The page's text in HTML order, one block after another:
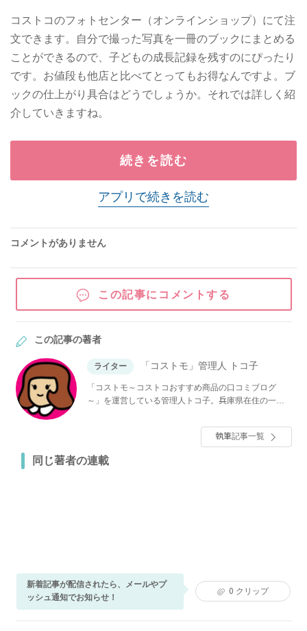
コストコのフォトセンター（オンラインショップ）にて注
文できます。自分で撮った写真を一冊のブックにまとめる
ことができるので、子どもの成長記録を残すのにぴったり
です。お値段も他店と比べてとってもお得なんですよ。ブ
ックの仕上がり具合はどうでしょうか。それでは詳しく紹
介していきますね。
続きを読む
アプリで続きを読む
コメントがありません
この記事にコメントする
この記事の著者
ライター 「コストモ」管理人 トコ子
「コストモ～コストコおすすめ商品の口コミブログ
～」を運営している管理人トコ子。兵庫県在住の一児
の食材、日用品などを詳しく紹介しています！気にな
る他店との値段比較もしています。執筆記事一覧
同じ著者の連載
新着記事が配信されたら、メールやプ
ッシュ通知でお知らせ！
0 クリップ